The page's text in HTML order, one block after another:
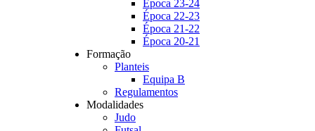
Época 23-24
Época 22-23
Época 21-22
Época 20-21
Formação
Planteis
Equipa B
Regulamentos
Modalidades
Judo